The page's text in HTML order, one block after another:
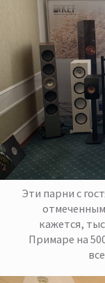
Эти парни с
отмеченным
кажется,
Примаре на